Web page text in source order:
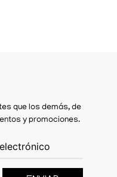
que los demás, de
y promociones.